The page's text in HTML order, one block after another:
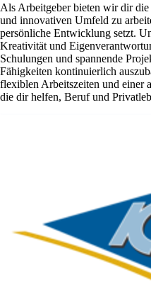
Als Arbeitgeber bieten wir dir
und innovativen Umfeld zu
persönliche Entwicklung setzt.
Kreativität und
Schulungen und spannende
Fähigkeiten kontinuierlich
flexiblen Arbeitszeiten und einer
die dir helfen, Beruf und